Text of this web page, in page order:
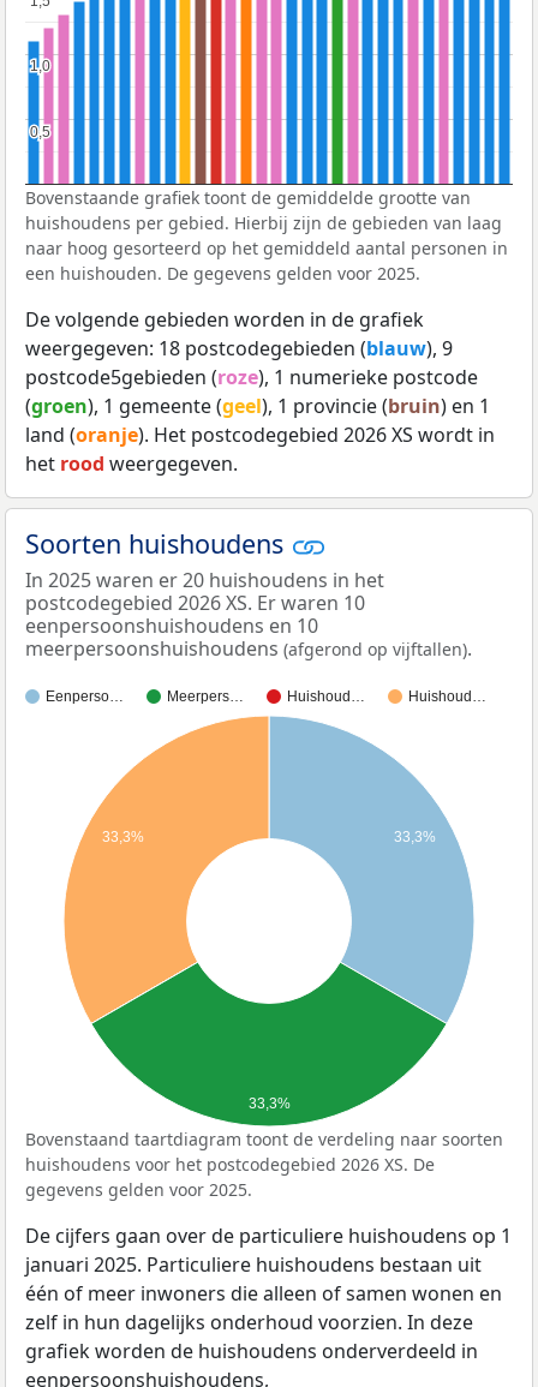
0,5
0,5
1,0
1,0
Bovenstaande grafiek toont de gemiddelde grootte van
huishoudens per gebied. Hierbij zijn de gebieden van laag
naar hoog gesorteerd op het gemiddeld aantal personen in
een huishouden. De gegevens gelden voor 2025.
De volgende gebieden worden in de grafiek
weergegeven: 18 postcodegebieden (blauw), 9
postcode5gebieden (roze), 1 numerieke postcode
(groen), 1 gemeente (geel), 1 provincie (bruin) en 1
land (oranje). Het postcodegebied 2026 XS wordt in
het rood weergegeven.
Soorten huishoudens
In 2025 waren er 20 huishoudens in het
postcodegebied 2026 XS. Er waren 10
eenpersoonshuishoudens en 10
meerpersoonshuishoudens (afgerond op vijftallen).
Eenperso… Meerpers… Huishoud… Huishoud…
33,3%
33,3%
33,3%
Bovenstaand taartdiagram toont de verdeling naar soorten
huishoudens voor het postcodegebied 2026 XS. De
gegevens gelden voor 2025.
De cijfers gaan over de particuliere huishoudens op 1
januari 2025. Particuliere huishoudens bestaan uit
één of meer inwoners die alleen of samen wonen en
zelf in hun dagelijks onderhoud voorzien. In deze
grafiek worden de huishoudens onderverdeeld in
eenpersoonshuishoudens,